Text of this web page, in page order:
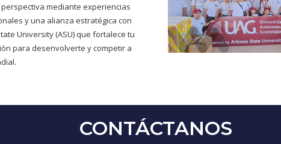
perspectiva mediante experiencias
y una alianza estratégica con
University (ASU) que fortalece tu
para desenvolverte y competir a
CONTÁCTANOS